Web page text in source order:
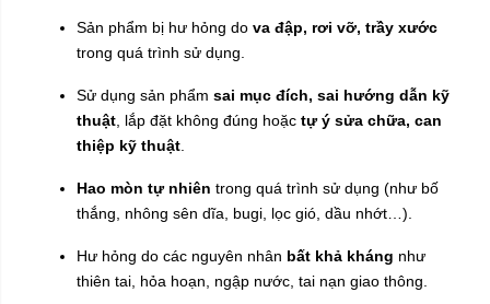
Sản phẩm bị hư hỏng do va đập, rơi vỡ, trầy xước
trong quá trình sử dụng.
Sử dụng sản phẩm sai mục đích, sai hướng dẫn kỹ
thuật , lắp đặt không đúng hoặc tự ý sửa chữa, can
thiệp kỹ thuật
Hao mòn tự nhiên trong quá trình sử dụng (như bố
thắng, nhông sên dĩa, bugi, lọc gió, dầu nhớt…).
Hư hỏng do các nguyên nhân bất khả kháng như
thiên tai, hỏa hoạn, ngập nước, tai nạn giao thông.